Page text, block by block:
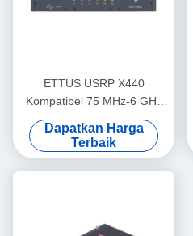
ETTUS USRP X440
Kompatibel 75 MHz-6 GHz
RF SDR 200MHz
bandwidth/ch Phase-
Coherent < 1° RMS USRP
Perangkat lunak
Dapatkan Harga
Terbaik